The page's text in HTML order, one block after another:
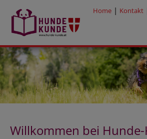
Home | Kontakt
Willkommen bei